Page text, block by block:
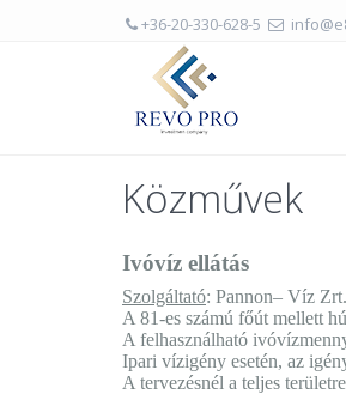
+36-20-330-628-5
Közművek
Ivóvíz ellátás
Szolgáltató: Pannon– Víz Zrt.
A 81-es számú főút mellett
A felhasználható
Ipari vízigény esetén, az
A tervezésnél a teljes